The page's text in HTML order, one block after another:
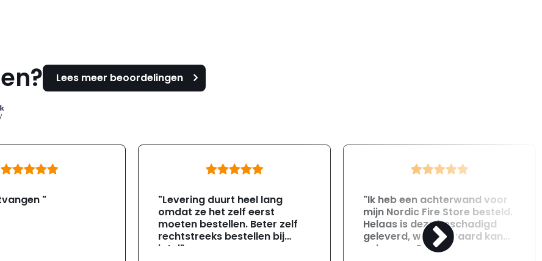
Lees meer beoordelingen
"
"Levering duurt heel lang
omdat ze het zelf eerst
moeten bestellen. Beter zelf
rechtstreeks bestellen bij
jotul"
"Ik heb een achterwand voor
mijn Nordic Fire Store besteld.
Helaas is deze beschadigd
geleverd, wat uiteraard kan
gebeuren. Direct na